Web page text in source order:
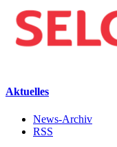
Aktuelles
News-Archiv
RSS